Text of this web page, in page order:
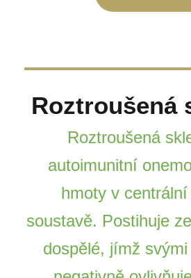
Roztroušená
Roztroušená
autoimunitní
hmoty v
soustavě. Postihuje
dospělé, jímž